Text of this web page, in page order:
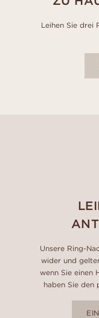
Leihen Sie drei
Unsere Ring-
wider und
wenn Sie einen
haben Sie den